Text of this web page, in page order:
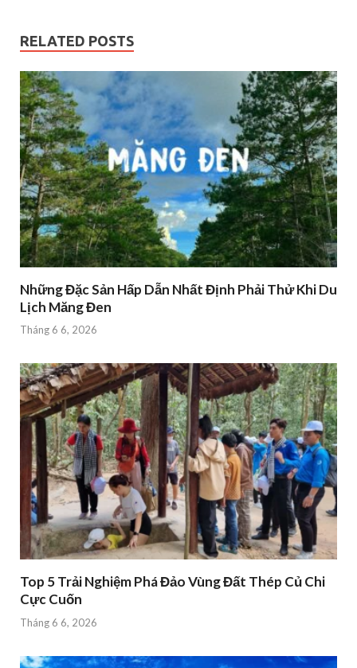
RELATED POSTS
Những Đặc Sản Hấp Dẫn Nhất Định Phải Thử Khi Du
Lịch Măng Đen
Tháng 6 6, 2026
Top 5 Trải Nghiệm Phá Đảo Vùng Đất Thép Củ Chi
Cực Cuốn
Tháng 6 6, 2026